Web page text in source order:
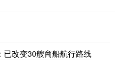
已改变30艘商船航行路线